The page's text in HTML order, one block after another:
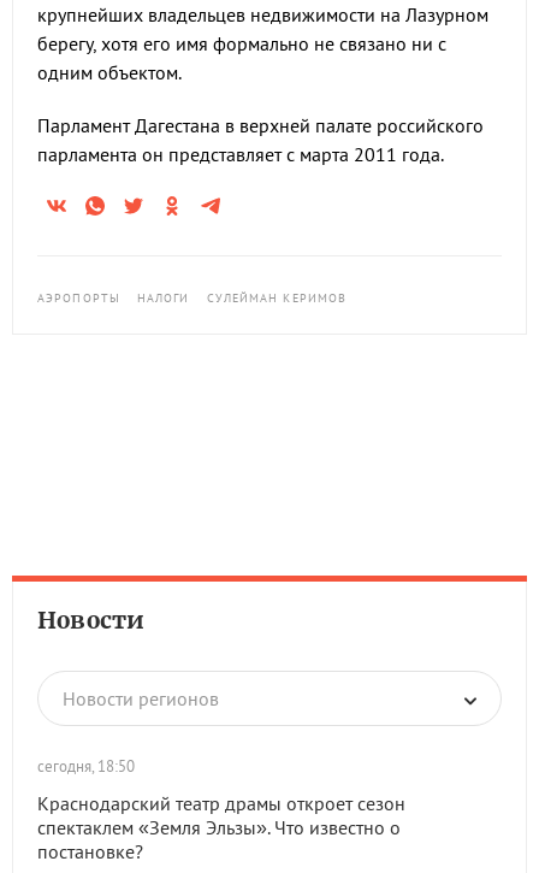
крупнейших владельцев недвижимости на Лазурном
берегу, хотя его имя формально не связано ни с
одним объектом.
Парламент Дагестана в верхней палате российского
парламента он представляет с марта 2011 года.
АЭРОПОРТЫ НАЛОГИ СУЛЕЙМАН КЕРИМОВ
Новости
Новости регионов
сегодня, 18:50
Краснодарский театр драмы откроет сезон
спектаклем «Земля Эльзы». Что известно о
постановке?